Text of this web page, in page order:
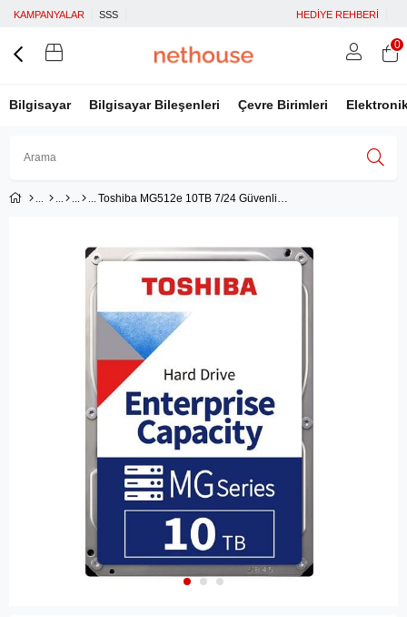
KAMPANYALAR SSS HEDİYE REHBERİ
Bilgisayar Bilgisayar Bileşenleri Çevre Birimleri
Google İle Bağlan
0
Toshiba MG512e 10TB 7/24 Güvenlik - Enterprise